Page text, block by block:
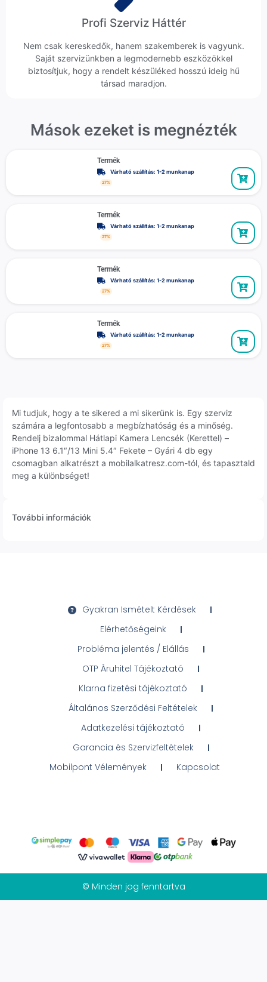
Profi Szerviz Háttér
Nem csak kereskedők, hanem szakemberek is vagyunk.
Saját szervizünkben a legmodernebb eszközökkel
biztosítjuk, hogy a rendelt készüléked hosszú ideig hű
társad maradjon.
Mások ezeket is megnézték
Termék
Várható szállítás: 1-2 munkanap
27%
Termék
Várható szállítás: 1-2 munkanap
27%
Termék
Várható szállítás: 1-2 munkanap
27%
Termék
Várható szállítás: 1-2 munkanap
27%
Mi tudjuk, hogy a te sikered a mi sikerünk is. Egy szerviz
számára a legfontosabb a megbízhatóság és a minőség.
Rendelj bizalommal Hátlapi Kamera Lencsék (Kerettel) –
iPhone 13 6.1″/13 Mini 5.4″ Fekete – Gyári 4 db egy
csomagban alkatrészt a mobilalkatresz.com-tól, és tapasztald
meg a különbséget!
További információk
Gyakran Ismételt Kérdések
Elérhetőségeink
Probléma jelentés / Elállás
OTP Áruhitel Tájékoztató
Klarna fizetési tájékoztató
Általános Szerződési Feltételek
Adatkezelési tájékoztató
Garancia és Szervizfeltételek
Mobilpont Vélemények
Kapcsolat
© Minden jog fenntartva